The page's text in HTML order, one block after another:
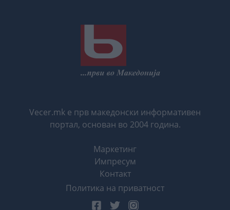
Vecer.mk е прв македонски информативен
портал, основан во 2004 година.
Маркетинг
Импресум
Контакт
Политика на приватност